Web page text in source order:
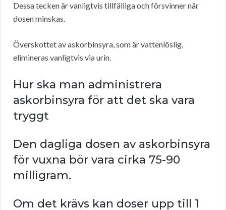
Dessa tecken är vanligtvis tillfälliga och försvinner när
dosen minskas.
Överskottet av askorbinsyra, som är vattenlöslig,
elimineras vanligtvis via urin.
Hur ska man administrera
askorbinsyra för att det ska vara
tryggt
Den dagliga dosen av askorbinsyra
för vuxna bör vara cirka 75-90
milligram.
Om det krävs kan doser upp till 1